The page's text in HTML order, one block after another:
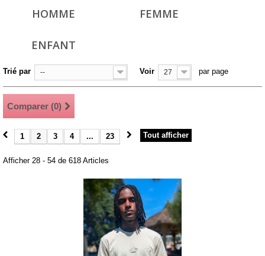
HOMME FEMME
ENFANT
Trié par -- Voir 27 par page
Comparer (0)
Tout afficher
1 2 3 4 ... 23
Afficher 28 - 54 de 618 Articles